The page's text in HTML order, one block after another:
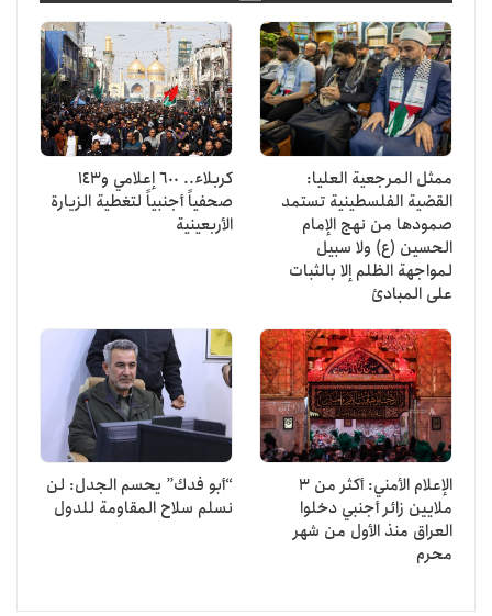
ممثل المرجعية العليا:
القضية الفلسطينية تستمد
صمودها من نهج الإمام
الحسين (ع) ولا سبيل
لمواجهة الظلم إلا بالثبات
على المبادئ
كربلاء.. 600 إعلامي و143
صحفياً أجنبياً لتغطية الزيارة
الأربعينية
الإعلام الأمني: أكثر من 3
ملايين زائر أجنبي دخلوا
العراق منذ الأول من شهر
محرم
“أبو فدك” يحسم الجدل: لن
نسلم سلاح المقاومة للدول